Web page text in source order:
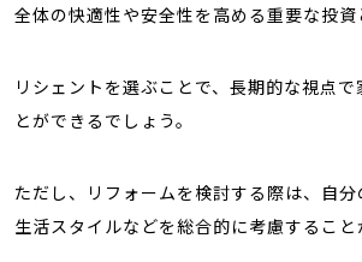
全体の快適性や安全性を高める重要な投資
リシェントを選ぶことで、長期的な視点
とができるでしょう。
ただし、リフォームを検討する際は、自分
生活スタイルなどを総合的に考慮すること